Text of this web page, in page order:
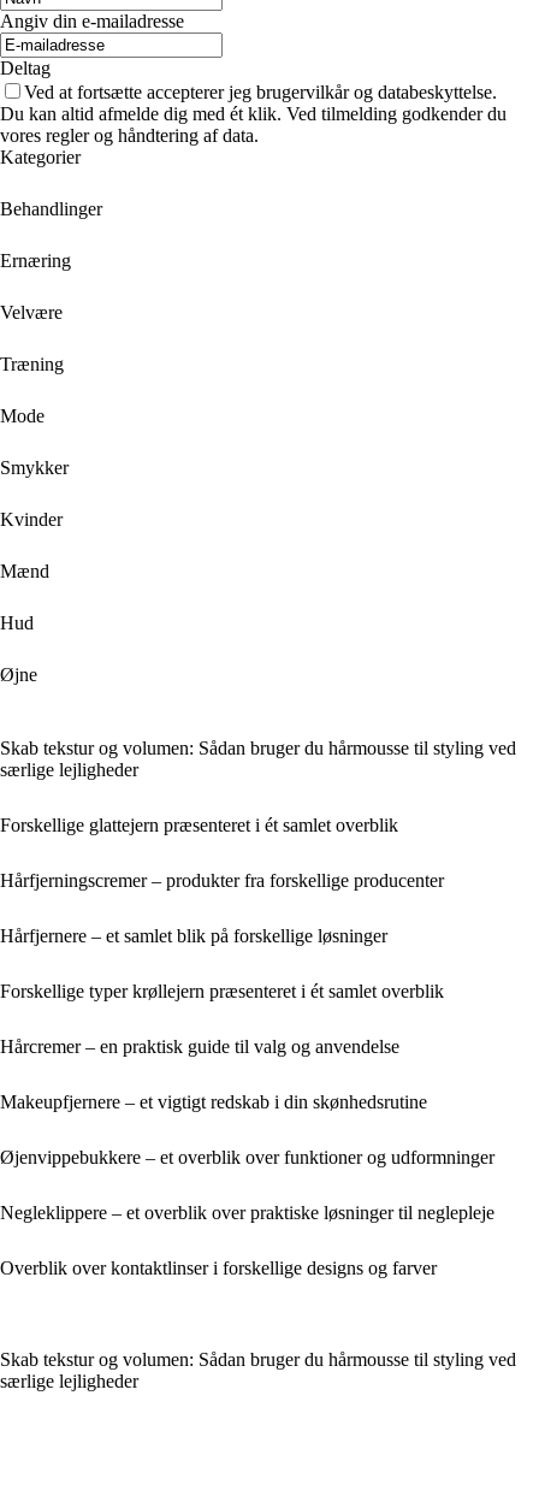
Angiv din e-mailadresse
Deltag
Ved at fortsætte accepterer jeg brugervilkår og databeskyttelse.
Du kan altid afmelde dig med ét klik. Ved tilmelding godkender du
vores regler og håndtering af data.
Kategorier
Behandlinger
Ernæring
Velvære
Træning
Mode
Smykker
Kvinder
Mænd
Hud
Øjne
Skab tekstur og volumen: Sådan bruger du hårmousse til styling ved
særlige lejligheder
Forskellige glattejern præsenteret i ét samlet overblik
Hårfjerningscremer – produkter fra forskellige producenter
Hårfjernere – et samlet blik på forskellige løsninger
Forskellige typer krøllejern præsenteret i ét samlet overblik
Hårcremer – en praktisk guide til valg og anvendelse
Makeupfjernere – et vigtigt redskab i din skønhedsrutine
Øjenvippebukkere – et overblik over funktioner og udformninger
Negleklippere – et overblik over praktiske løsninger til neglepleje
Overblik over kontaktlinser i forskellige designs og farver
Skab tekstur og volumen: Sådan bruger du hårmousse til styling ved
særlige lejligheder